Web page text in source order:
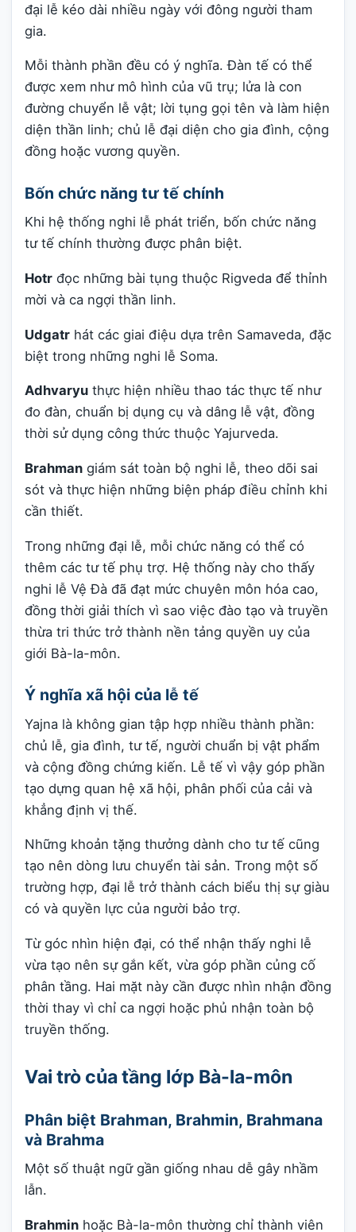
đại lễ kéo dài nhiều ngày với đông người tham
gia.
Mỗi thành phần đều có ý nghĩa. Đàn tế có thể
được xem như mô hình của vũ trụ; lửa là con
đường chuyển lễ vật; lời tụng gọi tên và làm hiện
diện thần linh; chủ lễ đại diện cho gia đình, cộng
đồng hoặc vương quyền.
Bốn chức năng tư tế chính
Khi hệ thống nghi lễ phát triển, bốn chức năng
tư tế chính thường được phân biệt.
Hotr đọc những bài tụng thuộc Rigveda để thỉnh
mời và ca ngợi thần linh.
Udgatr hát các giai điệu dựa trên Samaveda, đặc
biệt trong những nghi lễ Soma.
Adhvaryu thực hiện nhiều thao tác thực tế như
đo đàn, chuẩn bị dụng cụ và dâng lễ vật, đồng
thời sử dụng công thức thuộc Yajurveda.
Brahman giám sát toàn bộ nghi lễ, theo dõi sai
sót và thực hiện những biện pháp điều chỉnh khi
cần thiết.
Trong những đại lễ, mỗi chức năng có thể có
thêm các tư tế phụ trợ. Hệ thống này cho thấy
nghi lễ Vệ Đà đã đạt mức chuyên môn hóa cao,
đồng thời giải thích vì sao việc đào tạo và truyền
thừa tri thức trở thành nền tảng quyền uy của
giới Bà-la-môn.
Ý nghĩa xã hội của lễ tế
Yajna là không gian tập hợp nhiều thành phần:
chủ lễ, gia đình, tư tế, người chuẩn bị vật phẩm
và cộng đồng chứng kiến. Lễ tế vì vậy góp phần
tạo dựng quan hệ xã hội, phân phối của cải và
khẳng định vị thế.
Những khoản tặng thưởng dành cho tư tế cũng
tạo nên dòng lưu chuyển tài sản. Trong một số
trường hợp, đại lễ trở thành cách biểu thị sự giàu
có và quyền lực của người bảo trợ.
Từ góc nhìn hiện đại, có thể nhận thấy nghi lễ
vừa tạo nên sự gắn kết, vừa góp phần củng cố
phân tầng. Hai mặt này cần được nhìn nhận đồng
thời thay vì chỉ ca ngợi hoặc phủ nhận toàn bộ
truyền thống.
Vai trò của tầng lớp Bà-la-môn
Phân biệt Brahman, Brahmin, Brahmana
và Brahma
Một số thuật ngữ gần giống nhau dễ gây nhầm
lẫn.
Brahmin hoặc Bà-la-môn thường chỉ thành viên